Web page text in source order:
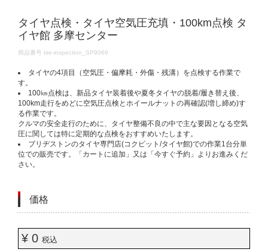
タイヤ点検・タイヤ空気圧充填・100km点検 タ
イヤ館 多摩センター
DETAILS
商品番号 tire-inspection_SP9069
タイヤの4項目（空気圧・偏摩耗・外傷・残溝）を点検する作業で
す。​
100㎞点検は、新品タイヤ装着後や夏冬タイヤの脱着/履き替え後、
100km走行をめどに空気圧点検とホイールナットの再確認(増し締め)す
る作業です。​
クルマの安全走行のために、タイヤ整備不良の中で主な要因となる空気
圧に関しては特に定期的な点検をおすすめいたします。​
ブリヂストンのタイヤ専門店(コクピット/タイヤ館)での作業1台分単
位での販売です。「カートに追加」又は「今すぐ予約」よりお進みくだ
さい。​
価格
¥ 0 税込